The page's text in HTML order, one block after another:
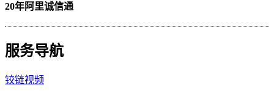
20年阿里诚信通
服务导航
铰链视频